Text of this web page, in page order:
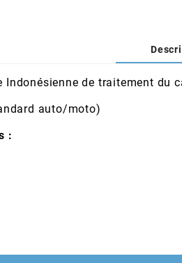
Indonésienne de traitement
auto/moto)
: